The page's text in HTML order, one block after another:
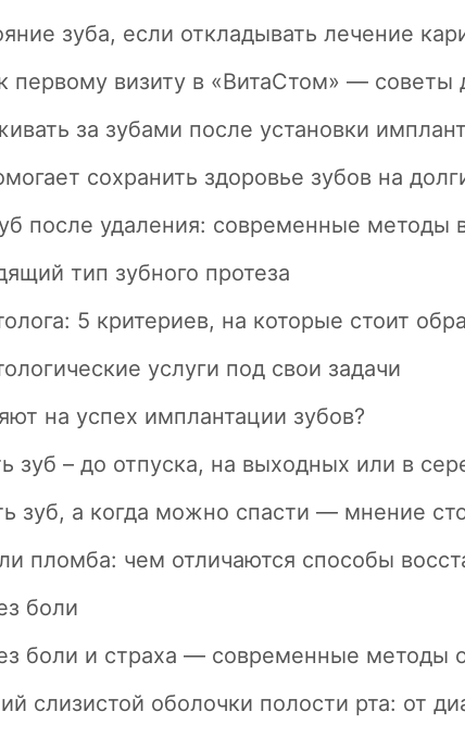
зуба, если откладывать лечение
первому визиту в «ВитаСтом» — советы
за зубами после установки
сохранить здоровье зубов на
после удаления: современные методы
тип зубного протеза
5 критериев, на которые стоит
услуги под свои задачи
на успех имплантации зубов?
зуб – до отпуска, на выходных или в
зуб, а когда можно спасти — мнение
пломба: чем отличаются способы
боли
боли и страха — современные методы
слизистой оболочки полости рта: от